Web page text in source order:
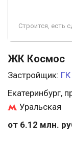
Строится, есть
ЖК Космос
Застройщик:
Екатеринбург,
Уральская
от 6.12 млн.